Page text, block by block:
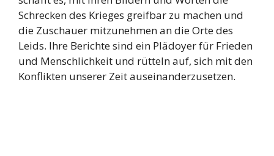
Schrecken des Krieges greifbar zu machen und
die Zuschauer mitzunehmen an die Orte des
Leids. Ihre Berichte sind ein Plädoyer für Frieden
und Menschlichkeit und rütteln auf, sich mit den
Konflikten unserer Zeit auseinanderzusetzen.